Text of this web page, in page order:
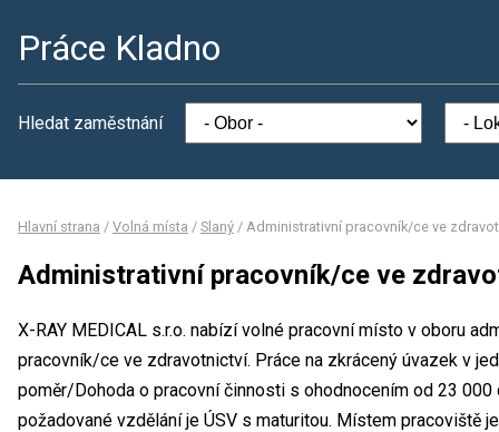
Práce Kladno
Hledat zaměstnání
Hlavní strana / Volná místa / Slaný / Administrativní pracovník/ce ve
Administrativní pracovník/ce ve
X-RAY MEDICAL s.r.o. nabízí volné pracovní místo v oboru
pracovník/ce ve zdravotnictví. Práce na zkrácený úvazek v
poměr/Dohoda o pracovní činnosti s ohodnocením od 23
požadované vzdělání je ÚSV s maturitou. Místem pracoviště